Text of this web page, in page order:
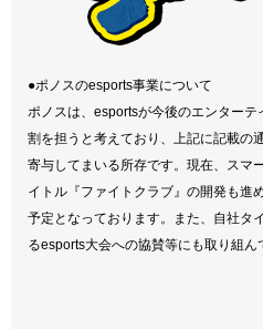
●ポノスのesports事業について
ポノスは、esportsが今後のエンター
割を担うと考えており、上記に記載の
寄与してまいる所存です。現在、スマ
イトル『ファイトクラブ』の開発も進
予定となっております。また、自社タ
るesports大会への協賛等にも取り組ん